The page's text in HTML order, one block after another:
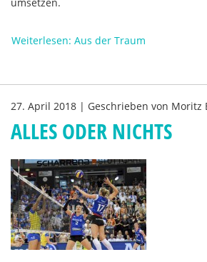
Weiterlesen: Aus der Traum
27. April 2018 | Geschrieben von Moritz
ALLES ODER NICHTS